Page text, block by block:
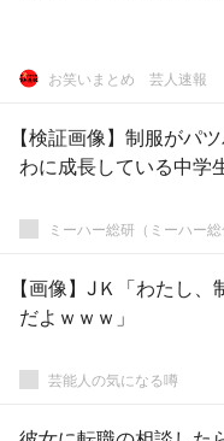
お笑いまとめ 芸人速報
【検証画像】制服がパ
わに成長している中学
ミーハー総研（ミーハー総
【画像】JＫ「わたし
だよｗｗｗ」
芸能人の気になる噂